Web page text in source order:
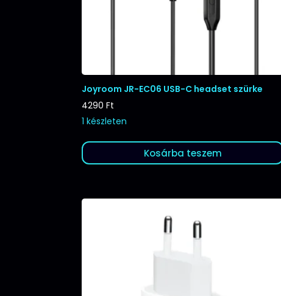
Joyroom JR-EC06 USB-C headset szürke
4290Ft
1 készleten
Kosárba teszem